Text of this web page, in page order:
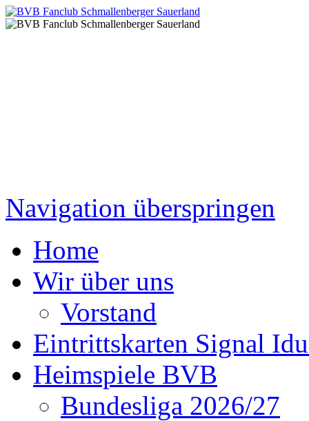
Navigation überspringen
Home
Wir über uns
Vorstand
Eintrittskarten Signal
Heimspiele BVB
Bundesliga 2026/27